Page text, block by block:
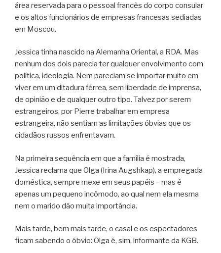
área reservada para o pessoal francês do corpo consular
e os altos funcionários de empresas francesas sediadas
em Moscou.
Jessica tinha nascido na Alemanha Oriental, a RDA. Mas
nenhum dos dois parecia ter qualquer envolvimento com
política, ideologia. Nem pareciam se importar muito em
viver em um ditadura férrea, sem liberdade de imprensa,
de opinião e de qualquer outro tipo. Talvez por serem
estrangeiros, por Pierre trabalhar em empresa
estrangeira, não sentiam as limitações óbvias que os
cidadãos russos enfrentavam.
Na primeira sequência em que a família é mostrada,
Jessica reclama que Olga (Irina Augshkap), a empregada
doméstica, sempre mexe em seus papéis – mas é
apenas um pequeno incômodo, ao qual nem ela mesma
nem o marido dão muita importância.
Mais tarde, bem mais tarde, o casal e os espectadores
ficam sabendo o óbvio: Olga é, sim, informante da KGB.